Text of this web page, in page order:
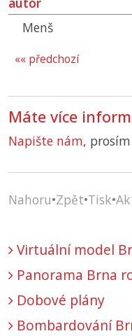
Menš
«« předchozí
Máte více
Napište nám,
Nahoru•Zpět•Tisk•
Virtuální model
Panorama Brna
Dobové plány
Bombardování